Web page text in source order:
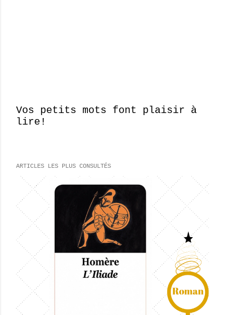
E
g
t
r
c
m
Vos petits mots font plaisir à
lire!
ARTICLES LES PLUS CONSULTÉS